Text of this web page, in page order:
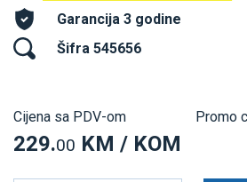
Garancija 3 godine
Šifra 545656
Cijena sa PDV-om
229.00 KM / KOM
Promo